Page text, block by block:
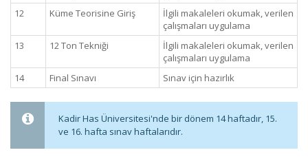
12
Küme Teorisine Giriş
İlgili makaleleri okumak, verilen
çalışmaları uygulama
13
12 Ton Tekniği
İlgili makaleleri okumak, verilen
çalışmaları uygulama
14
Final Sınavı Sınav için hazırlık
Kadir Has Üniversitesi'nde bir dönem 14 haftadır, 15.
ve 16. hafta sınav haftalarıdır.